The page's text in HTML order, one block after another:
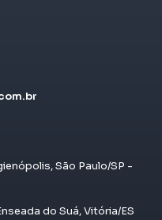
São Paulo/SP -
do Suá, Vitória/ES